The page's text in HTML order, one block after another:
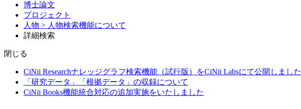
博士論文
プロジェクト
人物 > 人物検索機能について
詳細検索
閉じる
CiNii Researchナレッジグラフ検索機能（試行版）をCiNii Labsにて公開しました
「研究データ」「根拠データ」の収録について
CiNii Books機能統合対応の追加実施をいたしました